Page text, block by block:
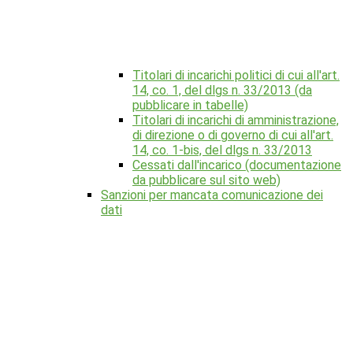
Titolari di incarichi politici di cui all'art.
14, co. 1, del dlgs n. 33/2013 (da
pubblicare in tabelle)
Titolari di incarichi di amministrazione,
di direzione o di governo di cui all'art.
14, co. 1-bis, del dlgs n. 33/2013
Cessati dall'incarico (documentazione
da pubblicare sul sito web)
Sanzioni per mancata comunicazione dei
dati